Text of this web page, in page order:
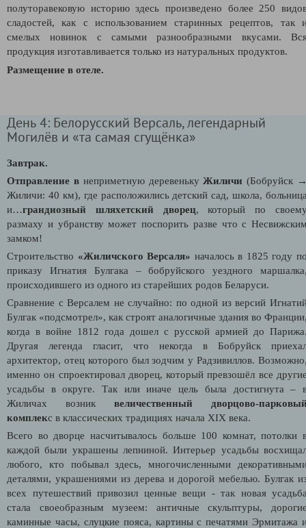
полуторавековую историю здесь произведено более 250
сладостей, как с использованием старинных рецептов, так
смелых новинок с самыми разнообразными вкусами.
продукция изготавливается только из натуральных продуктов.
Размещение в отеле.
День 4: Белорусский Версаль, легендарный
Могилёв и «та самая сгущёнка»
Завтрак.
Отправление внеприметную деревенькуЖиличи(Бобруйск
Жиличи: 40 км), где расположились детский сад, школа,
и…грандиозный шляхетский дворец, который по
размаху и убранству может поспорить разве что с
замком!
Строительство «Жиличского Версаля» началось в 1825 году
приказу Игнатия Булгака – бобруйского уездного
происходившего из одного из старейших родов Беларуси.
Сравнение с Версалем не случайно: по одной из версий
Булгак «подсмотрел», как строят аналогичные здания во
когда в войне 1812 года дошел с русской армией до
Другая легенда гласит, что некогда в Бобруйск
архитектор, отец которого был зодчим у Радзивиллов.
именно он спроектировал дворец, который превзошёл все
усадьбы в округе. Так или иначе цель была достигнута –
Жиличах возник величественный дворцово-
комплекс в классических традициях начала XIX века.
Всего во дворце насчитывалось больше 100 комнат, потолки
каждой были украшены лепниной. Интерьер усадьбы
любого, кто побывал здесь, многочисленными
деталями, украшениями из дерева и дорогой мебелью. Булгак
всех путешествий привозил ценные вещи - так новая
стала своеобразным музеем: античные скульптуры,
каминные часы, слуцкие пояса, картины с печатями Эрмитажа